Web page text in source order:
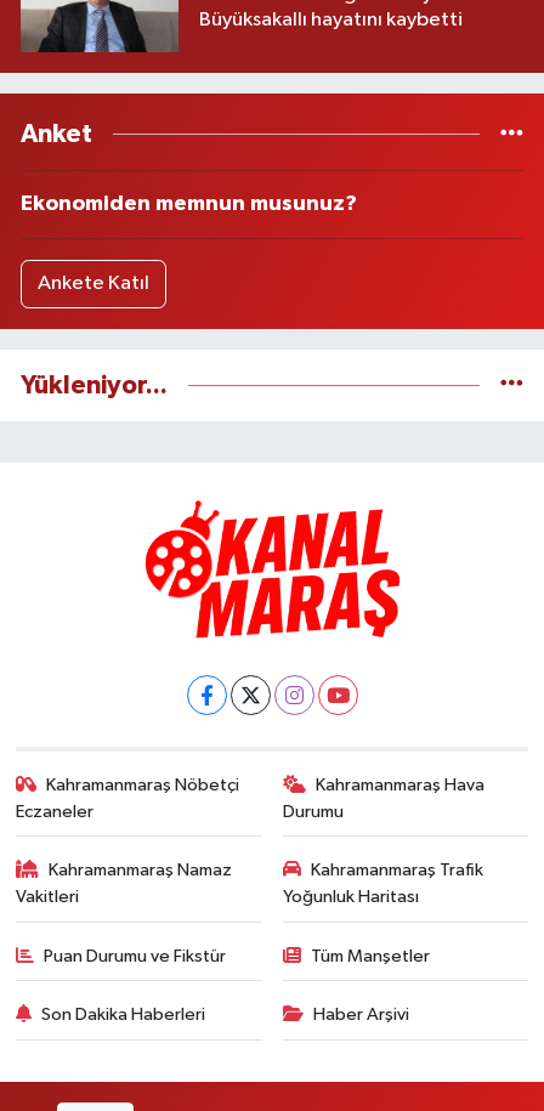
Büyüksakallı hayatını kaybetti
Anket
Ekonomiden memnun musunuz?
Ankete Katıl
Yükleniyor...
Kahramanmaraş Nöbetçi
Eczaneler
Kahramanmaraş Hava
Durumu
Kahramanmaraş Namaz
Vakitleri
Kahramanmaraş Trafik
Yoğunluk Haritası
Puan Durumu ve Fikstür Tüm Manşetler
Son Dakika Haberleri Haber Arşivi